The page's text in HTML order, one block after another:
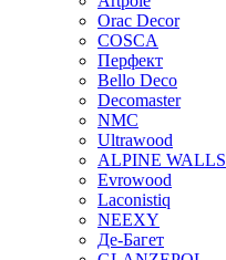
Orac Decor
COSCA
Перфект
Bello Deco
Decomaster
NMС
Ultrawood
ALPINE WALLS
Evrowood
Laconistiq
NEEXY
Де-Багет